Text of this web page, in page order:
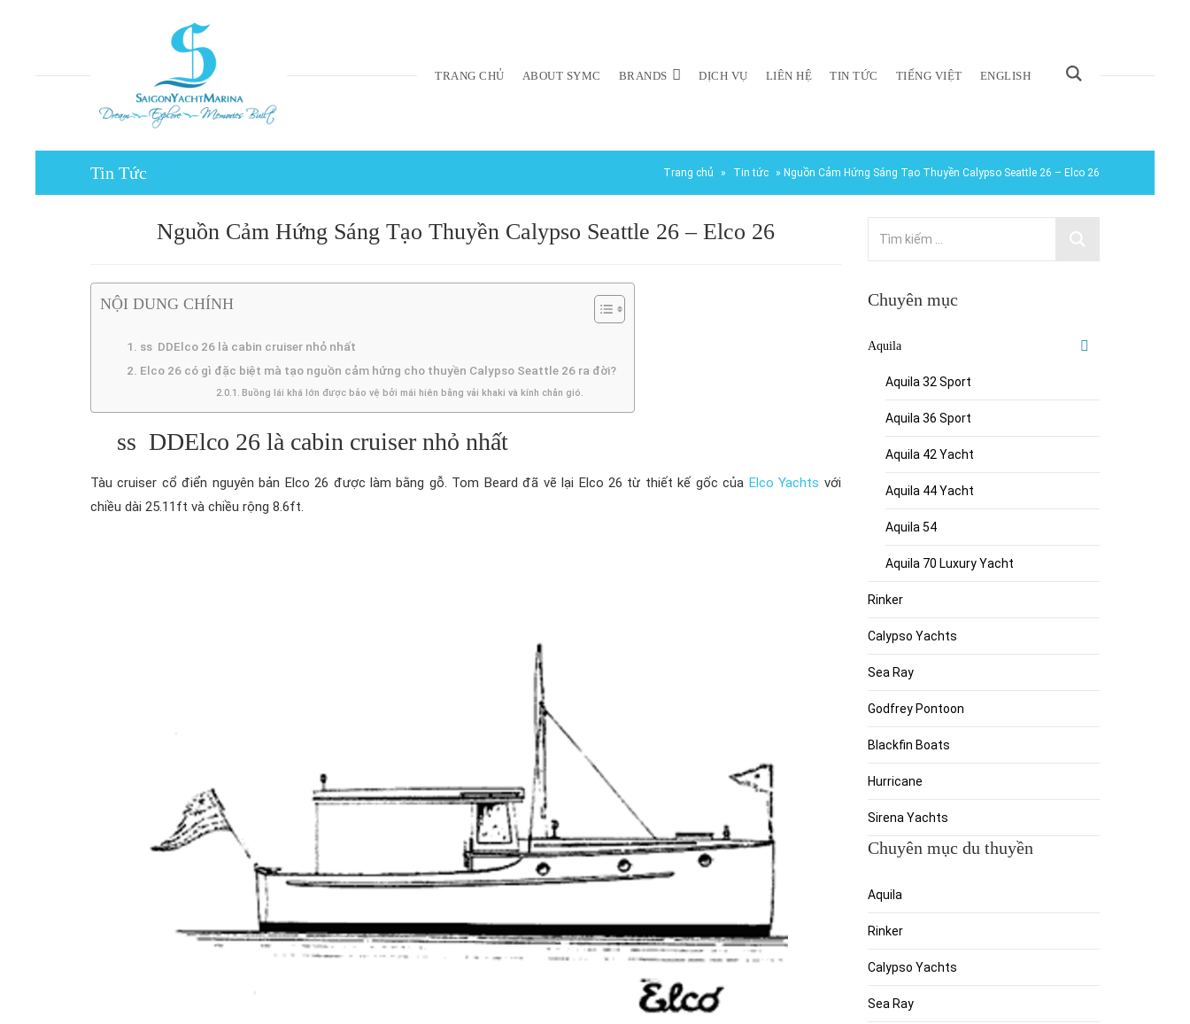
TRANG CHỦ ABOUT SYMC BRANDS DỊCH VỤ LIÊN HỆ TIN TỨC TIẾNG VIỆT ENGLISH
Tin Tức Trang chủ » Tin tức » Nguồn Cảm Hứng Sáng Tạo Thuyền Calypso Seattle 26 – Elco 26
Nguồn Cảm Hứng Sáng Tạo Thuyền Calypso Seattle 26 – Elco 26
NỘI DUNG CHÍNH
ss DDElco 26 là cabin cruiser nhỏ nhất
Elco 26 có gì đặc biệt mà tạo nguồn cảm hứng cho thuyền Calypso Seattle 26 ra đời?
Buồng lái khá lớn được bảo vệ bởi mái hiên bằng vải khaki và kính chắn gió.
ss DDElco 26 là cabin cruiser nhỏ nhất
Tàu cruiser cổ điển nguyên bản Elco 26 được làm bằng gỗ. Tom Beard đã vẽ lại Elco 26 từ thiết kế gốc của Elco Yachts với
chiều dài 25.11ft và chiều rộng 8.6ft.
Chuyên mục
Aquila
Aquila 32 Sport
Aquila 36 Sport
Aquila 42 Yacht
Aquila 44 Yacht
Aquila 54
Aquila 70 Luxury Yacht
Rinker
Calypso Yachts
Sea Ray
Godfrey Pontoon
Blackfin Boats
Hurricane
Sirena Yachts
Chuyên mục du thuyền
Aquila
Rinker
Calypso Yachts
Sea Ray